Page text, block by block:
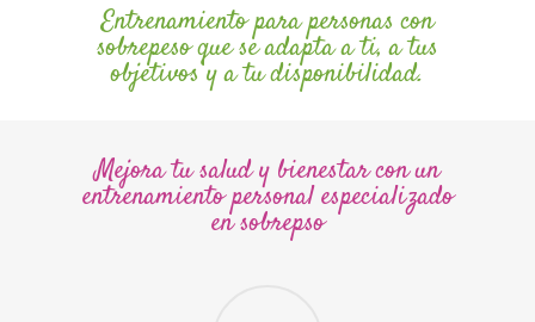
Entrenamiento para personas con
sobrepeso que se adapta a ti, a tus
objetivos y a tu disponibilidad.
Mejora tu salud y bienestar con un
entrenamiento personal especializado
en sobrepso